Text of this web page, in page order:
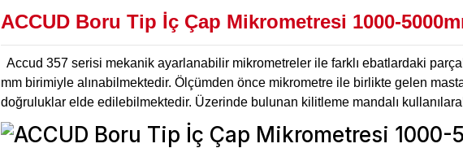
ACCUD Boru Tip İç Çap Mikrometresi 1000-
Accud 357 serisi mekanik ayarlanabilir mikrometreler ile farklı ebatlardaki
mm birimiyle alınabilmektedir. Ölçümden önce mikrometre ile birlikte gelen
doğruluklar elde edilebilmektedir. Üzerinde bulunan kilitleme mandalı